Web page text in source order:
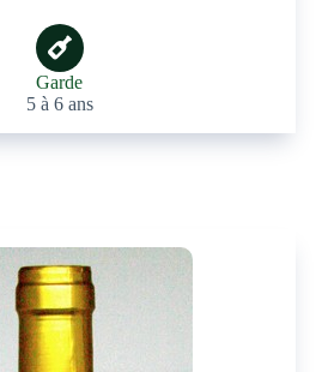
Garde
5 à 6 ans